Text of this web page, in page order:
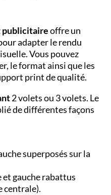
publicitaireoffre un
adapter le rendu
Vous pouvez
le format ainsi que les
print de qualité.
2 volets ou 3 volets. Le
de différentes façons
superposés sur la
gauche rabattus
centrale).